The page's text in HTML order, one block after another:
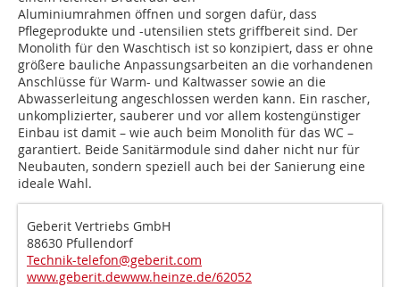
Aluminiumrahmen öffnen und sorgen dafür, dass
Pflegeprodukte und -utensilien stets griffbereit sind. Der
Monolith für den Waschtisch ist so konzipiert, dass er ohne
größere bauliche Anpassungsarbeiten an die vorhandenen
Anschlüsse für Warm- und Kaltwasser sowie an die
Abwasserleitung angeschlossen werden kann. Ein rascher,
unkomplizierter, sauberer und vor allem kostengünstiger
Einbau ist damit – wie auch beim Monolith für das WC –
garantiert. Beide Sanitärmodule sind daher nicht nur für
Neubauten, sondern speziell auch bei der Sanierung eine
ideale Wahl.
Geberit Vertriebs GmbH
88630 Pfullendorf
Technik-telefon@geberit.com
www.geberit.dewww.heinze.de/62052